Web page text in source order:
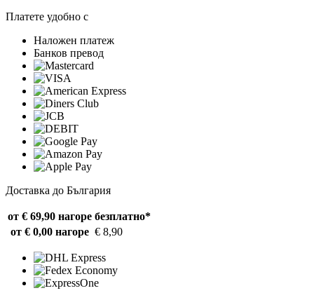
Платете удобно с
Наложен платеж
Банков превод
Доставка до България
от € 69,90 нагоре безплатно*
от € 0,00 нагоре € 8,90